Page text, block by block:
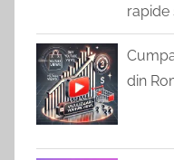
rapide
din